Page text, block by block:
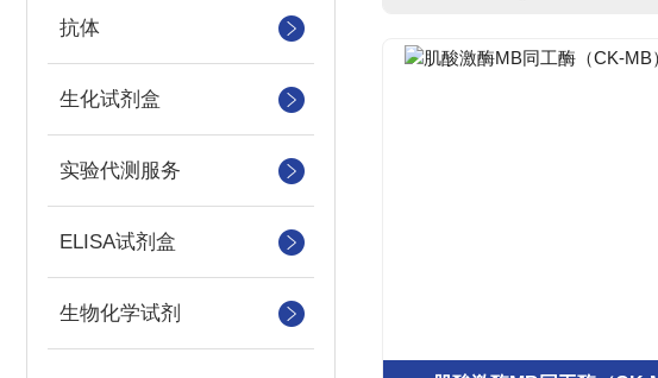
抗体
生化试剂盒
实验代测服务
ELISA试剂盒
生物化学试剂